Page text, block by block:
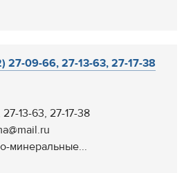
27-09-66, 27-13-63, 27-17-38
13-63, 27-17-38
минеральные...